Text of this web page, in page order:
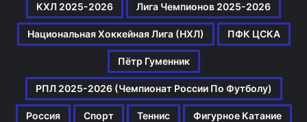
КХЛ 2025-2026 Лига Чемпионов 2025-2026
Национальная Хоккейная Лига (НХЛ) ПФК ЦСКА
Пётр Гуменник
РПЛ 2025-2026 (Чемпионат России По Футболу)
Россия Спорт Теннис Фигурное Катание